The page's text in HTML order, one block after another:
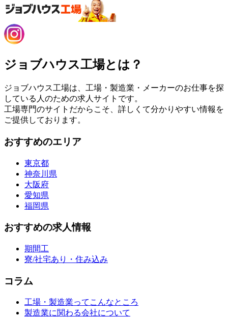
ジョブハウス工場とは？
ジョブハウス工場は、工場・製造業・メーカーのお仕事を探
している人のための求人サイトです。
工場専門のサイトだからこそ、詳しくて分かりやすい情報を
ご提供しております。
おすすめのエリア
東京都
神奈川県
大阪府
愛知県
福岡県
おすすめの求人情報
期間工
寮/社宅あり・住み込み
コラム
工場・製造業ってこんなところ
製造業に関わる会社について